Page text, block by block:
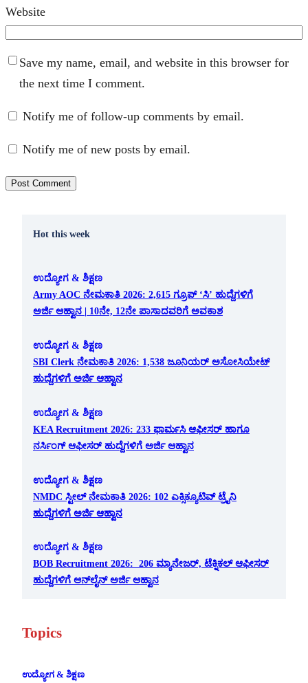
Website
Save my name, email, and website in this browser for
the next time I comment.
Notify me of follow-up comments by email.
Notify me of new posts by email.
Hot this week
ಉದ್ಯೋಗ & ಶಿಕ್ಷಣ
Army AOC ನೇಮಕಾತಿ 2026: 2,615 ಗ್ರೂಪ್ ‘ಸಿ’ ಹುದ್ದೆಗಳಿಗೆ
ಅರ್ಜಿ ಆಹ್ವಾನ | 10ನೇ, 12ನೇ ಪಾಸಾದವರಿಗೆ ಅವಕಾಶ
ಉದ್ಯೋಗ & ಶಿಕ್ಷಣ
SBI Clerk ನೇಮಕಾತಿ 2026: 1,538 ಜೂನಿಯರ್ ಅಸೋಸಿಯೇಟ್
ಹುದ್ದೆಗಳಿಗೆ ಅರ್ಜಿ ಆಹ್ವಾನ
ಉದ್ಯೋಗ & ಶಿಕ್ಷಣ
KEA Recruitment 2026: 233 ಫಾರ್ಮಸಿ ಆಫೀಸರ್ ಹಾಗೂ
ನರ್ಸಿಂಗ್ ಆಫೀಸರ್ ಹುದ್ದೆಗಳಿಗೆ ಅರ್ಜಿ ಆಹ್ವಾನ
ಉದ್ಯೋಗ & ಶಿಕ್ಷಣ
NMDC ಸ್ಟೀಲ್ ನೇಮಕಾತಿ 2026: 102 ಎಕ್ಸಿಕ್ಯೂಟಿವ್ ಟ್ರೈನಿ
ಹುದ್ದೆಗಳಿಗೆ ಅರ್ಜಿ ಆಹ್ವಾನ
ಉದ್ಯೋಗ & ಶಿಕ್ಷಣ
BOB Recruitment 2026: 206 ಮ್ಯಾನೇಜರ್, ಟೆಕ್ನಿಕಲ್ ಆಫೀಸರ್
ಹುದ್ದೆಗಳಿಗೆ ಆನ್‌ಲೈನ್ ಅರ್ಜಿ ಆಹ್ವಾನ
Topics
ಉದ್ಯೋಗ & ಶಿಕ್ಷಣ